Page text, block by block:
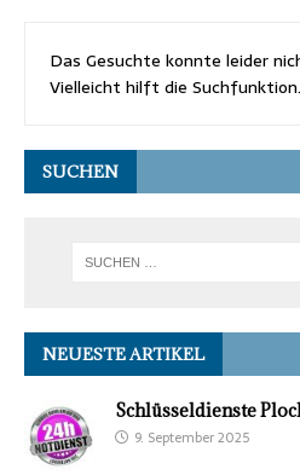
Das Gesuchte konnte leider
Vielleicht hilft die Suchfunktion.
SUCHEN
NEUESTE ARTIKEL
Schlüsseldienste
9. September 2025